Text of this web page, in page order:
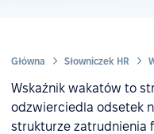
Główna Słowniczek HR
Wskaźnik wakatów to
odzwierciedla odsetek
strukturze zatrudnienia